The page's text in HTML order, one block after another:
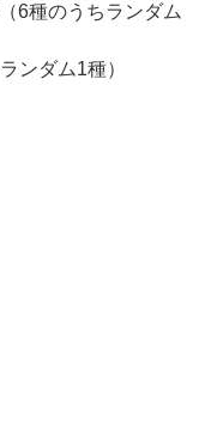
6種のうちランダム
ンダム1種）